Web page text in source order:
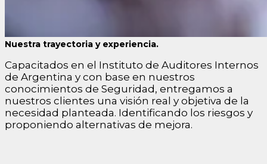
Nuestra trayectoria y experiencia.
Capacitados en el Instituto de Auditores Internos
de Argentina y con base en nuestros
conocimientos de Seguridad, entregamos a
nuestros clientes una visión real y objetiva de la
necesidad planteada. Identificando los riesgos y
proponiendo alternativas de mejora.